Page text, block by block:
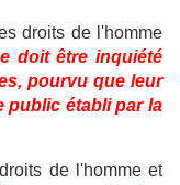
droits de l'homme
doit être inquiété
pourvu que leur
public établi par la
de l'homme et